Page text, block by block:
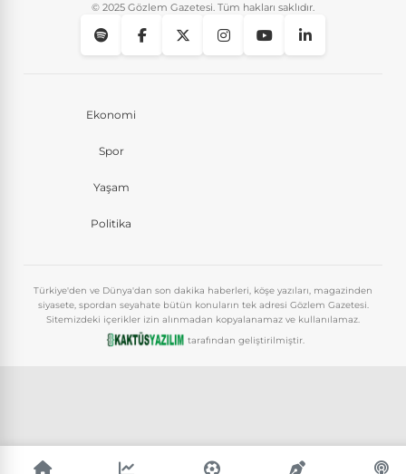
© 2025 Gözlem Gazetesi. Tüm hakları saklıdır.
Ekonomi
Spor
Yaşam
Politika
Türkiye'den ve Dünya'dan son dakika haberleri, köşe yazıları, magazinden
siyasete, spordan seyahate bütün konuların tek adresi Gözlem Gazetesi.
Sitemizdeki içerikler izin alınmadan kopyalanamaz ve kullanılamaz.
tarafından geliştirilmiştir.